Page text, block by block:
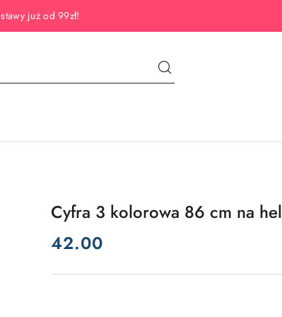
już od 99zł!
Cyfra 3 kolorowa 86 cm na hel
cena:
42.00